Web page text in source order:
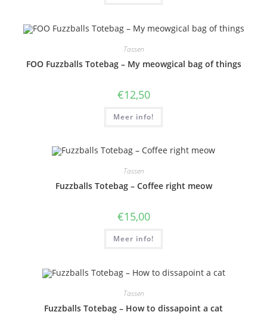
Tassen
FOO Fuzzballs Totebag – My meowgical bag of things
€12,50
Meer info!
Tassen
Fuzzballs Totebag – Coffee right meow
€15,00
Meer info!
Tassen
Fuzzballs Totebag – How to dissapoint a cat